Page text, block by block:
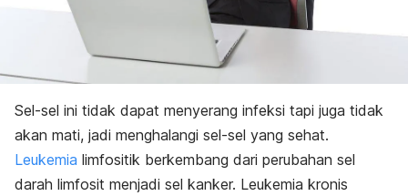
Sel-sel ini tidak dapat menyerang infeksi tapi juga tidak
akan mati, jadi menghalangi sel-sel yang sehat.
Leukemia limfositik berkembang dari perubahan sel
darah limfosit menjadi sel kanker. Leukemia kronis